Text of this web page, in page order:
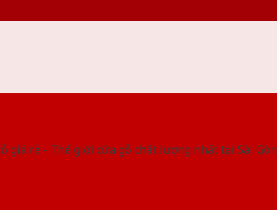
giá rẻ - Thế giới cửa gỗ chất lượng nhất tại Sài Gòn